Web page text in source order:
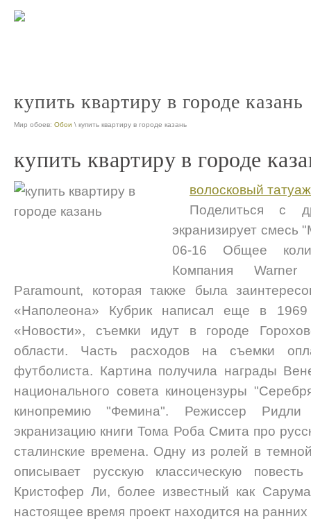
купить квартиру в городе казань
Мир обоев: Обои \ купить квартиру в городе казань
купить квартиру в городе
волосковый
Поделиться с
экранизирует смесь
06-16 Общее
Компания
Paramount, которая также была
«Наполеона» Кубрик написал еще в
«Новости», съемки идут в городе
области. Часть расходов на съемки
футболиста. Картина получила награды
национального совета киноцензуры
кинопремию "Фемина". Режиссер
экранизацию книги Тома Роба Смита про
сталинские времена. Одну из ролей в
описывает русскую классическую
Кристофер Ли, более известный как
настоящее время проект находится на